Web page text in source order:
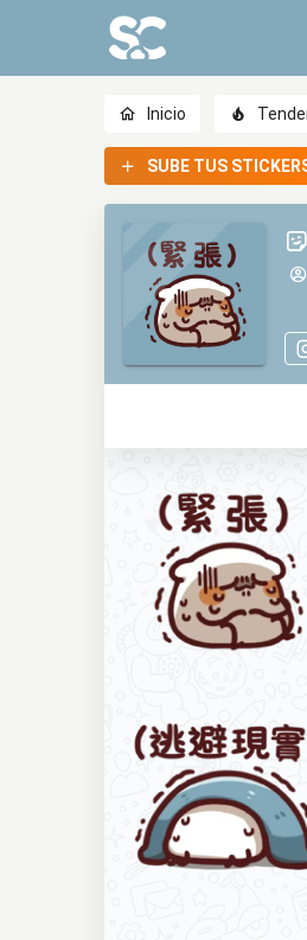
Inicio
SUBE TUS